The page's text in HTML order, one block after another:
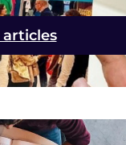
articles